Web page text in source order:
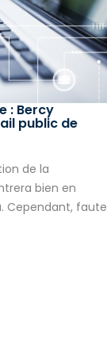
: Bercy
public de
de la
bien en
Cependant, faute